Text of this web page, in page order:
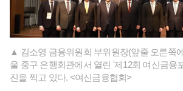
▲ 김소영 금융위원회 부위원장(앞줄 오른쪽
울 중구 은행회관에서 열린 '제12회 여신금융
진을 찍고 있다. <여신금융협회>